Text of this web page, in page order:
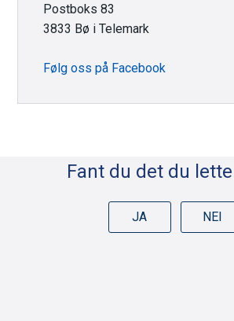
Postboks 83
3833 Bø i Telemark
Følg oss på Facebook
Fant du det du
JA NEI